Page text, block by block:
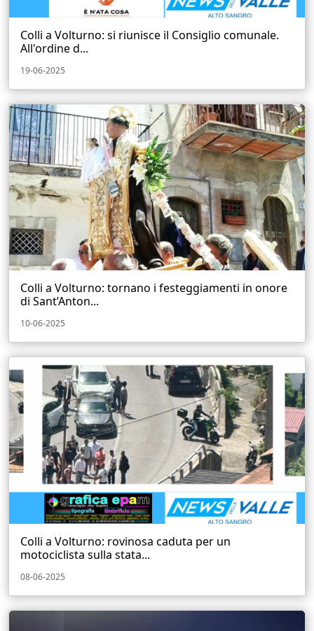
Colli a Volturno: si riunisce il Consiglio comunale.
All'ordine d...
19-06-2025
Colli a Volturno: tornano i festeggiamenti in onore
di Sant’Anton...
10-06-2025
Colli a Volturno: rovinosa caduta per un
motociclista sulla stata...
08-06-2025